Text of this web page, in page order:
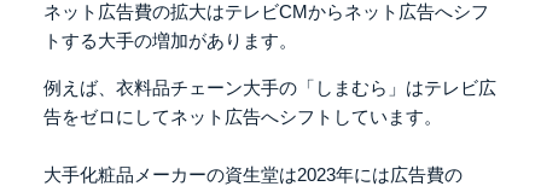
ネット広告費の拡大はテレビCMからネット広告へシフ
トする大手の増加があります。
例えば、衣料品チェーン大手の「しまむら」はテレビ広
告をゼロにしてネット広告へシフトしています。
大手化粧品メーカーの資生堂は2023年には広告費の